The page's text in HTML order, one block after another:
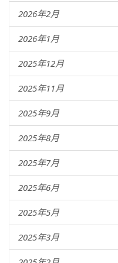
2026年2月
2026年1月
2025年12月
2025年11月
2025年9月
2025年8月
2025年7月
2025年6月
2025年5月
2025年3月